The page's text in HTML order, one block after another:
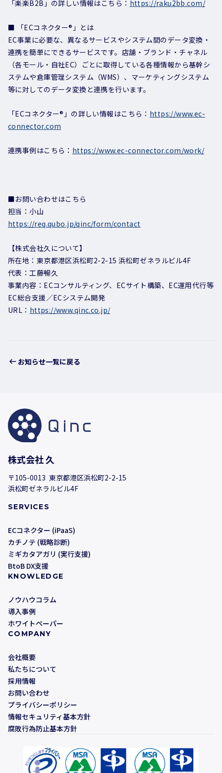
「楽楽B2B」の詳しい情報はこちら： https://raku2bb.com/
■ 「ECコネクター®」とは
EC事業に必要な、異なるサービスやシステム間のデータ変換・
連携を簡単にできるサービスです。店舗・ブランド・チャネル
（各モール・自社EC）ごとに取得している各種情報から基幹シ
ステムや倉庫管理システム（WMS）、マーケティングシステム
等に対してのデータ変換と連携を行います。
「ECコネクター®」の詳しい情報はこちら： https://www.ec-
connector.com
連携事例はこちら： https://www.ec-connector.com/work/
■お問い合わせはこちら
担当：小山
https://req.qubo.jp/qinc/form/contact
【株式会社久について】
所在地：東京都港区浜松町2-2-15 浜松町ゼネラルビル4F
代表：工藤暢久
事業内容：ECコンサルティング、ECサイト構築、EC運用代行等
EC総合支援／ECシステム開発
URL： https://www.qinc.co.jp/
お知らせ一覧に戻る
株式会社 久
〒105-0013 東京都港区浜松町2-2-15
浜松町ゼネラルビル4F
SERVICES
ECコネクター (iPaaS)
カチノテ (戦略診断)
ミギカタアガリ (実行支援)
BtoB DX支援
KNOWLEDGE
ノウハウコラム
導入事例
ホワイトペーパー
COMPANY
会社概要
私たちについて
採用情報
お問い合わせ
プライバシーポリシー
情報セキュリティ基本方針
腐敗行為防止基本方針